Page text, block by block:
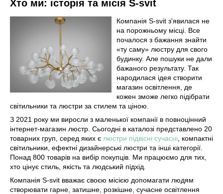
Хто ми: історія та місія S-svit
Компанія S-svit з'явилася не
на порожньому місці. Все
почалося з бажання знайти
«ту саму» люстру для свого
будинку. Але пошуки не дали
бажаного результату. Так
народилася ідея створити
магазин освітлення, де
кожен зможе легко підібрати
світильники та люстри за стилем та ціною.
З 2021 року ми виросли з маленької компанії в повноцінний
інтернет-магазин люстр. Сьогодні в каталозі представлено 20
товарних груп, серед яких є люстри підвісні сучасні , компактні
світильники, ефектні дизайнерські люстри та інші категорії.
Понад 800 товарів на вибір покупців. Ми працюємо для тих,
хто цінує стиль, якість та людський підхід.
Компанія S-svit вважає своєю місією допомагати людям
створювати гарне, затишне, розкішне, сучасне освітлення